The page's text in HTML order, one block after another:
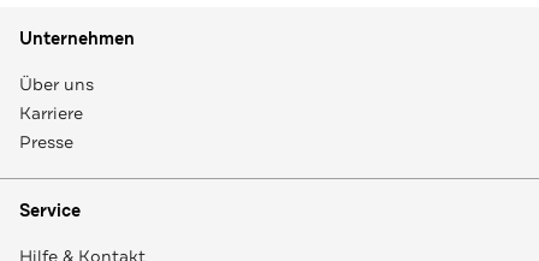
Unternehmen
Über uns
Karriere
Presse
Service